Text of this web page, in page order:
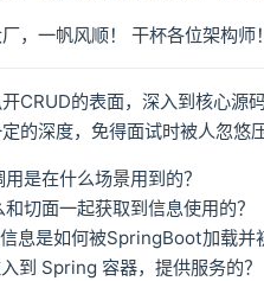
，一帆风顺！ 干杯各位架构师！
CRUD的表面，深入到核心源
的深度，免得面试时被人忽悠
是在什么场景用到的？
切面一起获取到信息使用的？
息是如何被SpringBoot加载并
到 Spring 容器，提供服务的？